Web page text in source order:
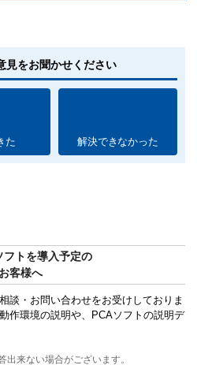
見をお聞かせください
た 解決できなかった
フトを導入予定の
お客様へ
談・お問い合わせをお受けしておりま
作環境の説明や、PCAソフトの説明デ
来ない場合がございます。